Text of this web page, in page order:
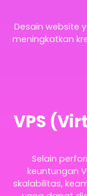
Desain website
meningkatkan
VPS
Selain
keuntungan
skalabilitas,